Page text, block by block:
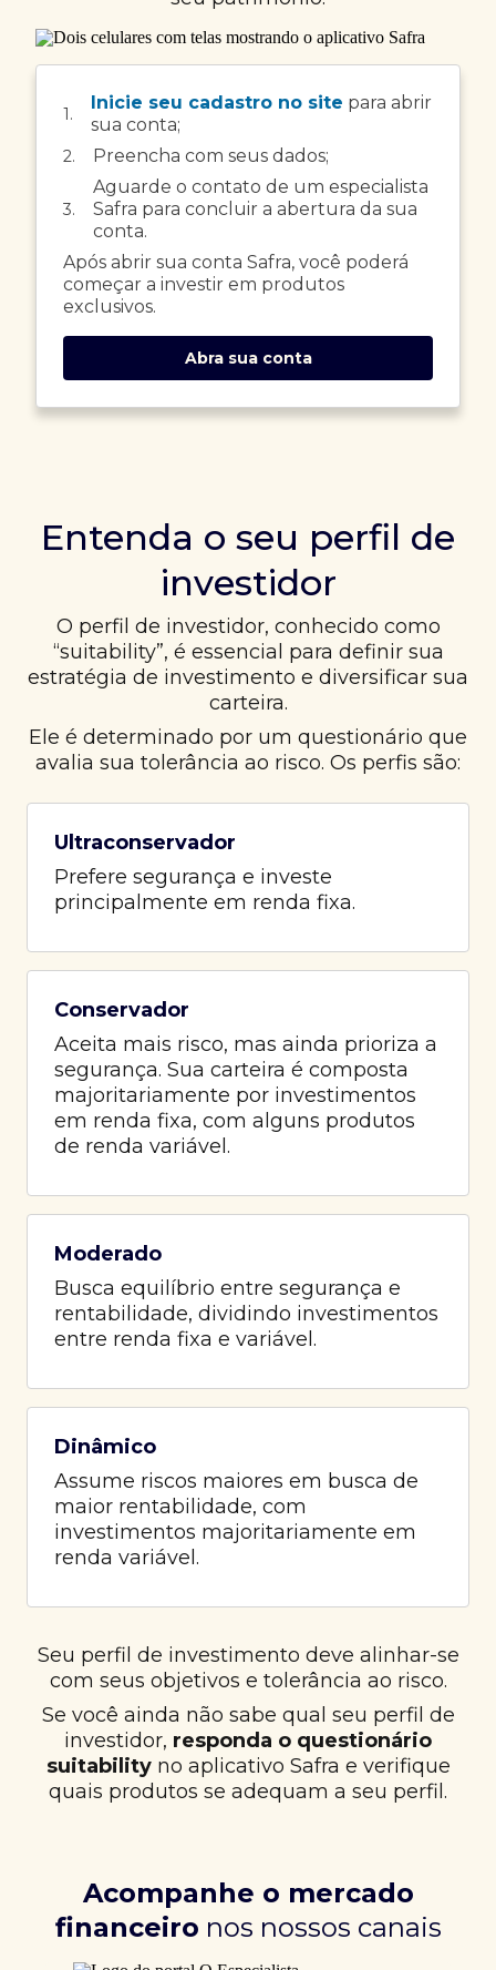
1.
Inicie seu cadastro no site para abrir
sua conta;
2. Preencha com seus dados;
3.
Aguarde o contato de um especialista
Safra para concluir a abertura da sua
conta.
Após abrir sua conta Safra, você poderá
começar a investir em produtos
exclusivos.
Abra sua conta
Entenda o seu perfil de
investidor
O perfil de investidor, conhecido como
“suitability”, é essencial para definir sua
estratégia de investimento e diversificar sua
carteira.
Ele é determinado por um questionário que
avalia sua tolerância ao risco. Os perfis são:
Ultraconservador
Prefere segurança e investe
principalmente em renda fixa.
Conservador
Aceita mais risco, mas ainda prioriza a
segurança. Sua carteira é composta
majoritariamente por investimentos
em renda fixa, com alguns produtos
de renda variável.
Moderado
Busca equilíbrio entre segurança e
rentabilidade, dividindo investimentos
entre renda fixa e variável.
Dinâmico
Assume riscos maiores em busca de
maior rentabilidade, com
investimentos majoritariamente em
renda variável.
Seu perfil de investimento deve alinhar-se
com seus objetivos e tolerância ao risco.
Se você ainda não sabe qual seu perfil de
investidor, responda o questionário
suitabilityno aplicativo Safra e verifique
quais produtos se adequam a seu perfil.
Acompanhe o mercado
financeiro nos nossos canais